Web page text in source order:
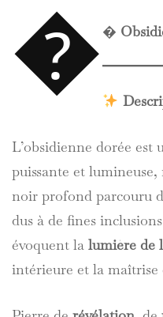
 
L’obsidienne dorée est
puissante et
noir profond parcouru
dus à de fines
évoquent la lumière de
intérieure et la maîtrise